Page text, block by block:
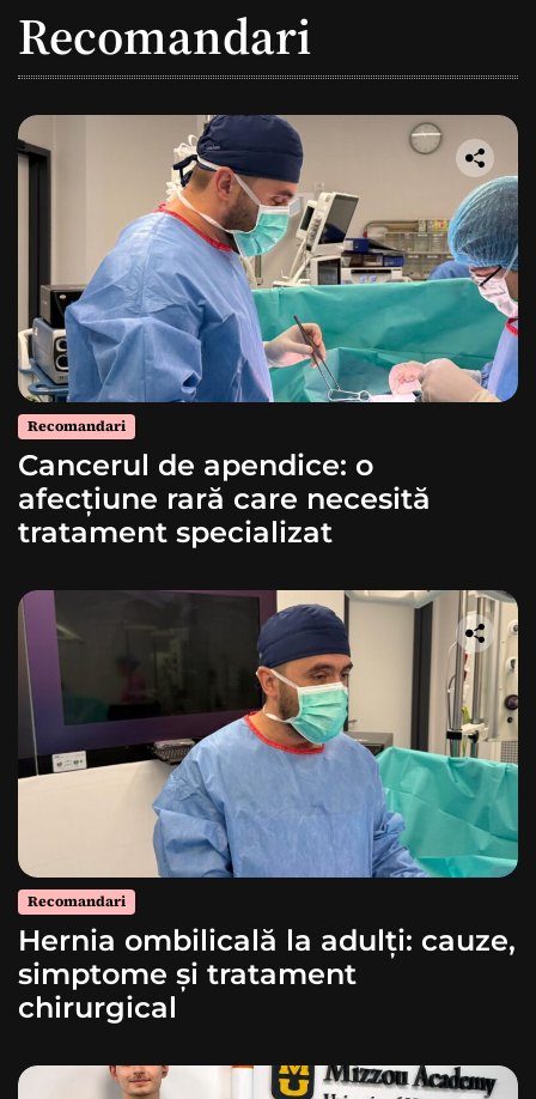
Recomandari
Recomandari
Cancerul de apendice: o
afecțiune rară care necesită
tratament specializat
Recomandari
Hernia ombilicală la adulți: cauze,
simptome și tratament
chirurgical